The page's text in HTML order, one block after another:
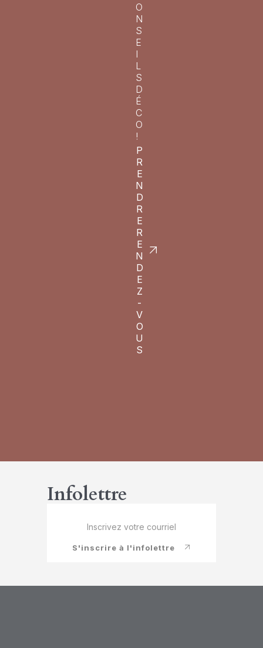
O
N
S
E
I
L
S
D
É
C
O
!
P
R
E
N
D
R
E
R
E
N
D
E
Z
-
V
O
U
S
Infolettre
S'inscrire à l'infolettre